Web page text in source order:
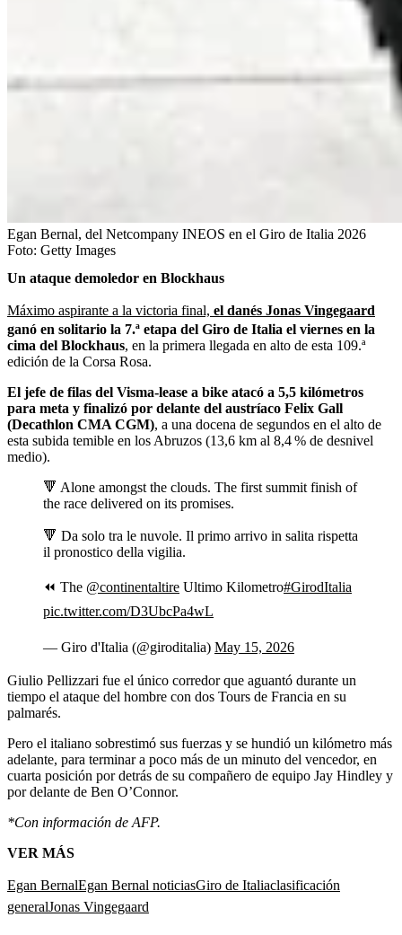
Egan Bernal, del Netcompany INEOS en el Giro de Italia 2026
Foto: Getty Images
Un ataque demoledor en Blockhaus
Máximo aspirante a la victoria final, el danés Jonas Vingegaard
ganó en solitario la 7.ª etapa del Giro de Italia el viernes en la
cima del Blockhaus, en la primera llegada en alto de esta 109.ª
edición de la Corsa Rosa.
El jefe de filas del Visma-lease a bike atacó a 5,5 kilómetros
para meta y finalizó por delante del austríaco Felix Gall
(Decathlon CMA CGM), a una docena de segundos en el alto de
esta subida temible en los Abruzos (13,6 km al 8,4 % de desnivel
medio).
🔻 Alone amongst the clouds. The first summit finish of
the race delivered on its promises.
🔻 Da solo tra le nuvole. Il primo arrivo in salita rispetta
il pronostico della vigilia.
⏪ The @continentaltire Ultimo Kilometro#GirodItalia
pic.twitter.com/D3UbcPa4wL
— Giro d'Italia (@giroditalia) May 15, 2026
Giulio Pellizzari fue el único corredor que aguantó durante un
tiempo el ataque del hombre con dos Tours de Francia en su
palmarés.
Pero el italiano sobrestimó sus fuerzas y se hundió un kilómetro más
adelante, para terminar a poco más de un minuto del vencedor, en
cuarta posición por detrás de su compañero de equipo Jay Hindley y
por delante de Ben O’Connor.
*Con información de AFP.
VER MÁS
Egan BernalEgan Bernal noticiasGiro de Italiaclasificación
generalJonas Vingegaard